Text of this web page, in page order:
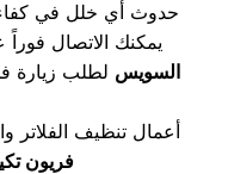
حدوث أي خلل في
، يمكنك الاتصال
السويس لطلب زيارة
أعمال تنظيف الفلاتر
فريون